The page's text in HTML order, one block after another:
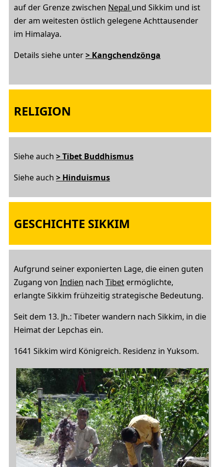
auf der Grenze zwischen Nepal und Sikkim und ist
der am weitesten östlich gelegene Achttausender
im Himalaya.
Details siehe unter> Kangchendzönga
RELIGION
Siehe auch > Tibet Buddhismus
Siehe auch > Hinduismus
GESCHICHTE SIKKIM
Aufgrund seiner exponierten Lage, die einen guten
Zugang von Indien nach Tibet ermöglichte,
erlangte Sikkim frühzeitig strategische Bedeutung.
Seit dem 13. Jh.: Tibeter wandern nach Sikkim, in die
Heimat der Lepchas ein.
1641 Sikkim wird Königreich. Residenz in Yuksom.